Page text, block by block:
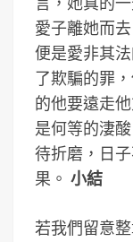
愛子離她而
便是愛非其
了欺騙的罪
的他要遠走
是何等的淒
待折磨，日
果。 小結
若我們留意